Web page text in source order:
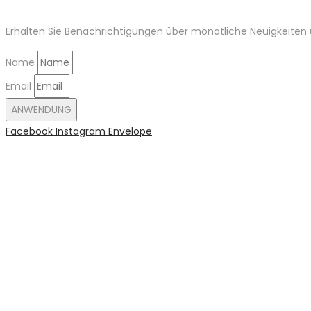
Erhalten Sie Benachrichtigungen über monatliche Neuigkeiten
Name
Email
ANWENDUNG
Facebook Instagram Envelope